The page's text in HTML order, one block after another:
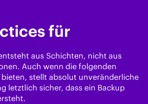
für
aus Schichten, nicht aus
Auch wenn die folgenden
bieten, stellt absolut unveränderliche
letztlich sicher, dass ein Backup